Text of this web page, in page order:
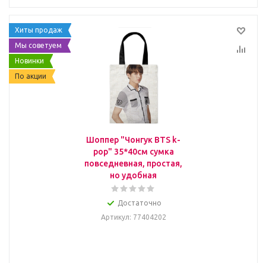
Хиты продаж
Мы советуем
Новинки
По акции
Шоппер "Чонгук BTS k-
pop" 35*40см сумка
повседневная, простая,
но удобная
Достаточно
Артикул: 77404202